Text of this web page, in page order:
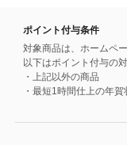
ポイント付与条件
対象商品は、ホームペ
以下はポイント付与の
・上記以外の商品
・最短1時間仕上の年賀